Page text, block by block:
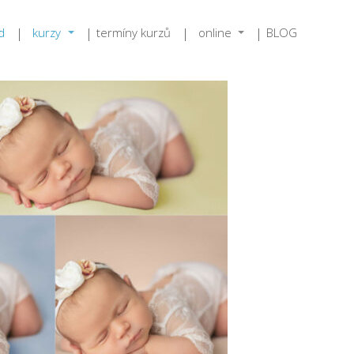
kurzy termíny kurzů online BLOG